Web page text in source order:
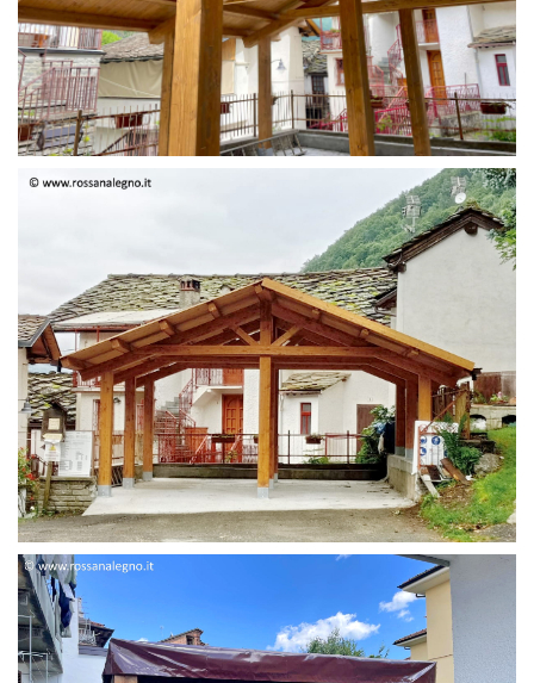
STRUTTURA IN ABETE LAMELLARE
STRUTTURA DUE FALDE